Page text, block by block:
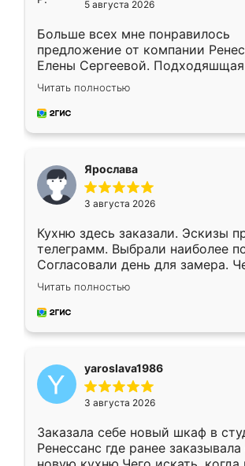
5 августа 2026
Больше всех мне понравилось
предложение от компании
Елены Сергеевой.
короткие сроки изготовления.
для замера сотрудник Владислав
предложил по моему эскизу
Читать полностью
Ярослава
3 августа 2026
Кухню здесь заказали. Эскизы
телеграмм. Выбрали наиболее
Согласовали день для замера.
недели кухня была уже готова.
довольны работой. Спасибо
мебель за качественную работу!
Читать полностью
yaroslava1986
3 августа 2026
Заказала себе новый шкаф в
Ренессанс где ранее заказывала